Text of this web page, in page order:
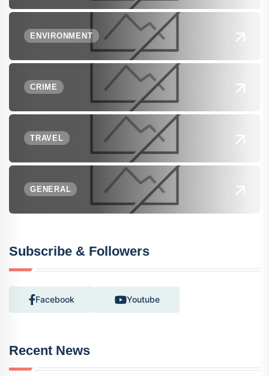
ENVIRONMENT
CRIME
TRAVEL
GENERAL
Subscribe & Followers
Facebook Youtube
Recent News